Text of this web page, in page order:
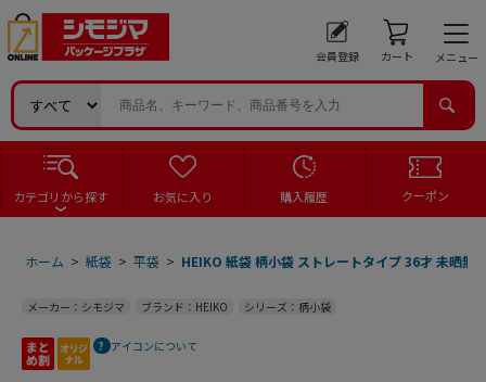
会員登録 カート メニュー
カテゴリから探す お気に入り 購入履歴 クーポン
ホーム > 紙袋 > 平袋 > HEIKO 紙袋 柄小袋 ストレートタイプ 36才 未晒無
メーカー：シモジマ ブランド：HEIKO シリーズ：柄小袋
アイコンについて